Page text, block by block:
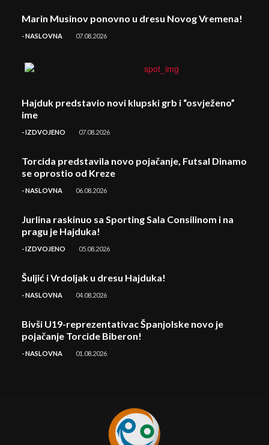
Marin Musinov ponovno u dresu Novog Vremena!
- NASLOVNA 07.08.2026
Hajduk predstavio novi klupski grb i “osvježeno”
ime
- IZDVOJENO 07.08.2026
Torcida predstavila novo pojačanje, Futsal Dinamo
se oprostio od Kreze
- NASLOVNA 06.08.2026
Jurlina raskinuo sa Sporting Sala Consilinom i na
pragu je Hajduka!
- IZDVOJENO 05.08.2026
Šuljić i Vrdoljak u dresu Hajduka!
- NASLOVNA 04.08.2026
Bivši U19-reprezentativac Španjolske novo je
pojačanje Torcide Biberon!
- NASLOVNA 01.08.2026